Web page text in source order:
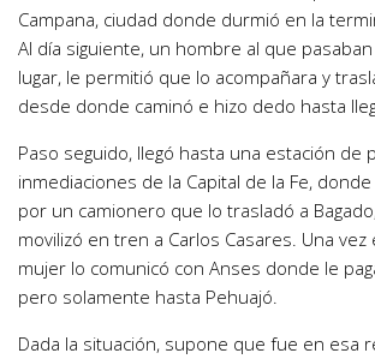
Campana, ciudad donde durmió en la
Al día siguiente, un hombre al que
lugar, le permitió que lo acompañara y
desde donde caminó e hizo dedo hasta
Paso seguido, llegó hasta una estación de
inmediaciones de la Capital de la Fe,
por un camionero que lo trasladó a
movilizó en tren a Carlos Casares. Una vez
mujer lo comunicó con Anses donde le
pero solamente hasta Pehuajó.
Dada la situación, supone que fue en esa